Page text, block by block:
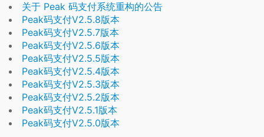
关于 Peak 码支付系统重构的公告
Peak码支付V2.5.8版本
Peak码支付V2.5.7版本
Peak码支付V2.5.6版本
Peak码支付V2.5.5版本
Peak码支付V2.5.4版本
Peak码支付V2.5.3版本
Peak码支付V2.5.2版本
Peak码支付V2.5.1版本
Peak码支付V2.5.0版本